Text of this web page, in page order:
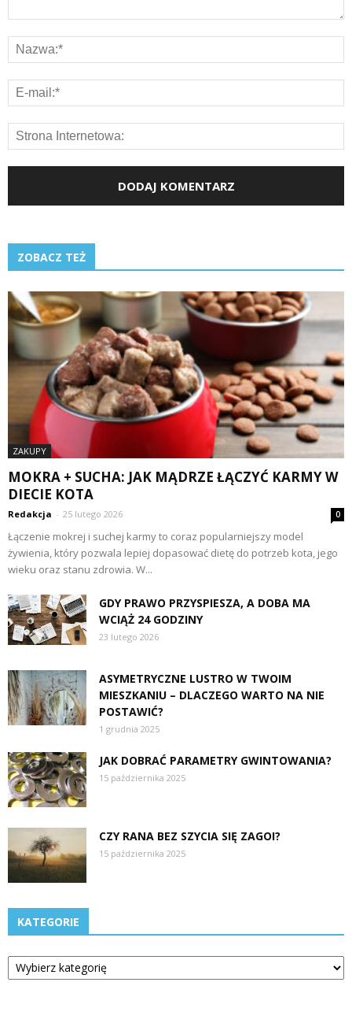
ZOBACZ TEŻ
ZAKUPY
MOKRA + SUCHA: JAK MĄDRZE ŁĄCZYĆ KARMY W
DIECIE KOTA
Redakcja - 25 lutego 2026 0
Łączenie mokrej i suchej karmy to coraz popularniejszy model
żywienia, który pozwala lepiej dopasować dietę do potrzeb kota, jego
wieku oraz stanu zdrowia. W...
GDY PRAWO PRZYSPIESZA, A DOBA MA
WCIĄŻ 24 GODZINY
23 lutego 2026
ASYMETRYCZNE LUSTRO W TWOIM
MIESZKANIU – DLACZEGO WARTO NA NIE
POSTAWIĆ?
1 grudnia 2025
JAK DOBRAĆ PARAMETRY GWINTOWANIA?
15 października 2025
CZY RANA BEZ SZYCIA SIĘ ZAGOI?
15 października 2025
KATEGORIE
Kategorie